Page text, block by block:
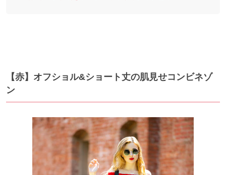
【赤】オフショル&ショート丈の肌見せコンビネゾ
ン